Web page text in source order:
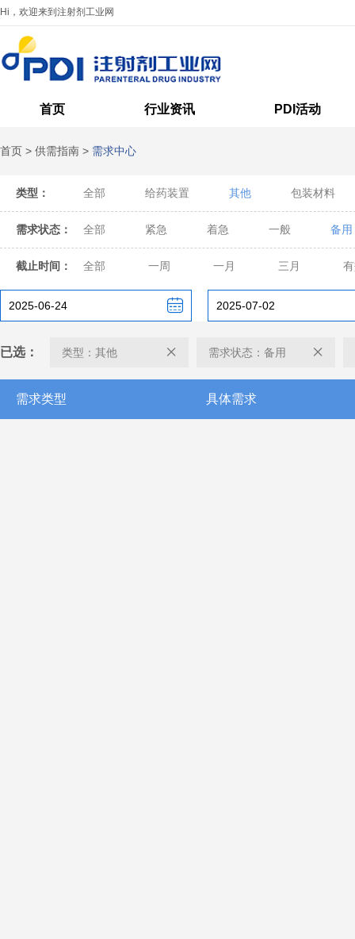
Hi，欢迎来到注射剂工业网
首页 行业资讯 PDI活动
首页 > 供需指南 > 需求中心
类型： 全部 给药装置 其他 包装材料
需求状态： 全部 紧急 着急 一般 备用
截止时间： 全部 一周 一月 三月
已选： 类型：其他 需求状态：备用
需求类型 具体需求